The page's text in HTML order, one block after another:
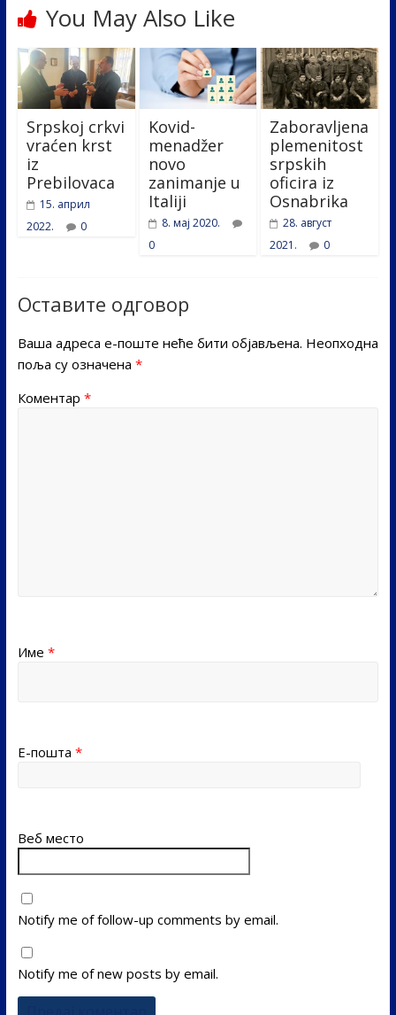
You May Also Like
Srpskoj crkvi
vraćen krst
iz
Prebilovaca
15. април
2022.
0
Kovid-
menadžer
novo
zanimanje u
Italiji
8. мај 2020.
0
Zaboravljena
plemenitost
srpskih
oficira iz
Osnabrika
28. август
2021.
0
Оставите одговор
Ваша адреса е-поште неће бити објављена. Неопходна
поља су означена *
Коментар *
Име *
Е-пошта *
Веб место
Notify me of follow-up comments by email.
Notify me of new posts by email.